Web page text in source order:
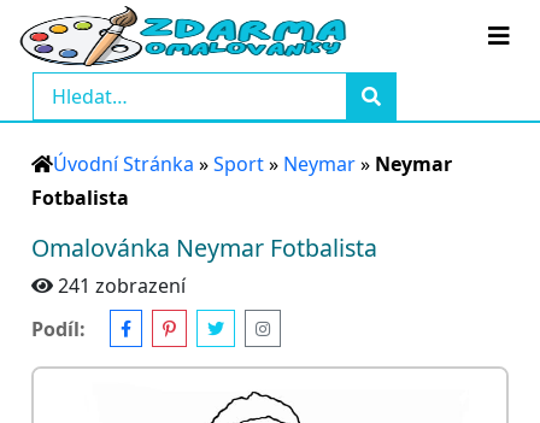
Úvodní Stránka »Sport» Neymar» Neymar
Fotbalista
Omalovánka Neymar Fotbalista
241 zobrazení
Podíl: